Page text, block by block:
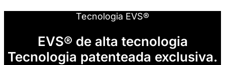
Tecnologia EVS®
EVS® de alta tecnologia
Tecnologia patenteada exclusiva.